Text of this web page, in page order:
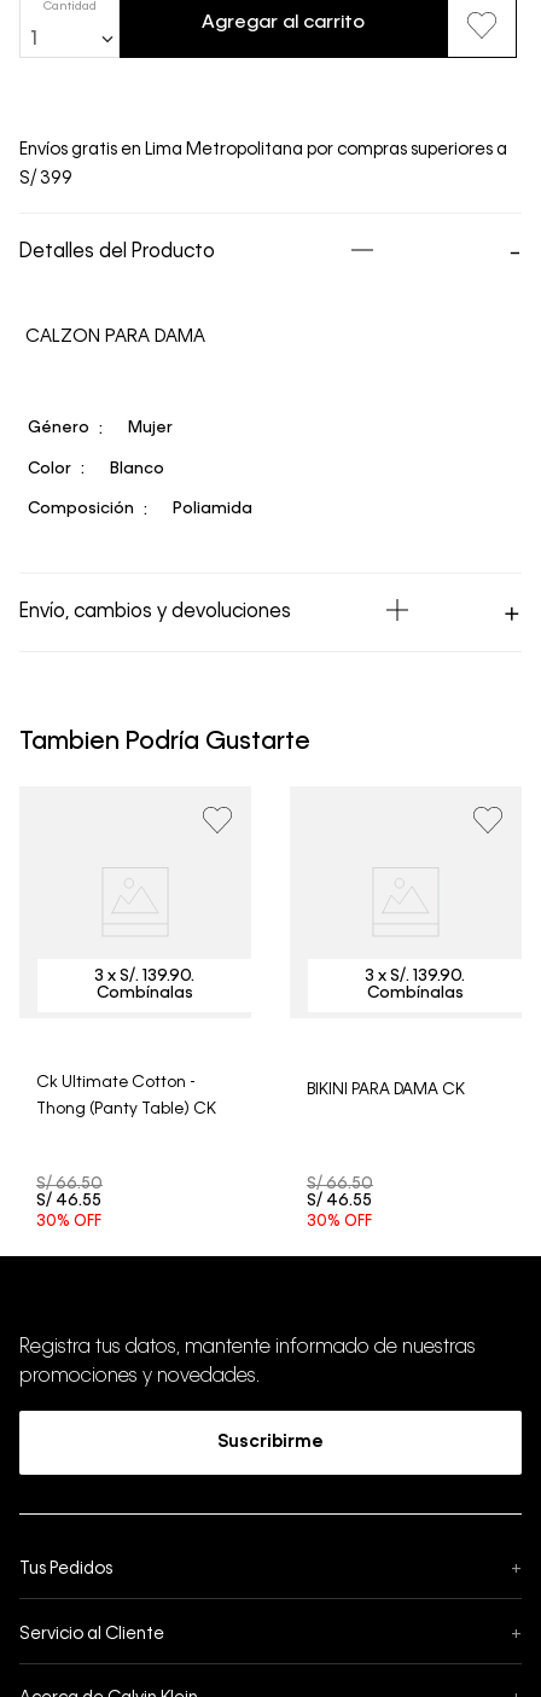
Cantidad
Agregar al carrito
Envíos gratis en Lima Metropolitana por compras superiores a
S/ 399
Detalles del Producto
CALZON PARA DAMA
Género Mujer
Color Blanco
Composición Poliamida
Envío, cambios y devoluciones
hábiles para envíos a provincia. Envíos gratis en Lima
procesará desde el día hábil siguiente. Por higiene y
aceptamos devoluciones en ropa interior y trajes de
Tambien Podría Gustarte
Ck Ultimate Cotton -
Thong (Panty Table) CK
S/ 66.50
S/ 46.55
30% OFF
BIKINI PARA DAMA CK
S/ 66.50
S/ 46.55
30% OFF
Registra tus datos, mantente informado de nuestras
promociones y novedades.
Suscribirme
Tus Pedidos +
Servicio al Cliente +